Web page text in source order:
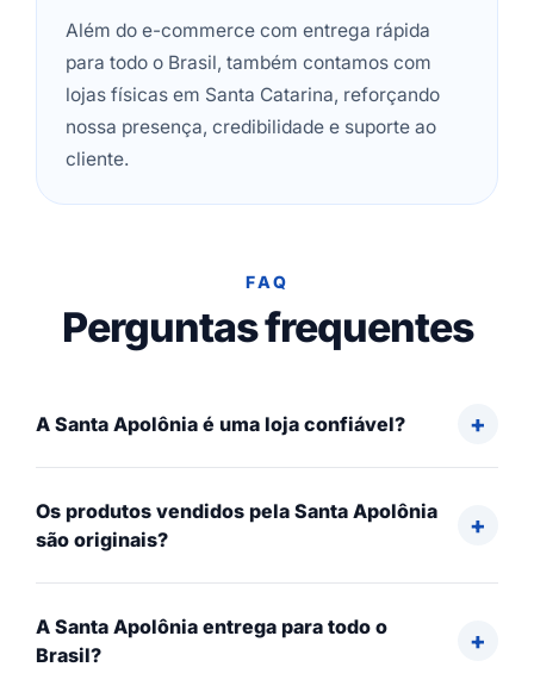
Além do e-commerce com entrega rápida
para todo o Brasil, também contamos com
lojas físicas em Santa Catarina, reforçando
nossa presença, credibilidade e suporte ao
cliente.
FAQ
Perguntas frequentes
A Santa Apolônia é uma loja confiável?
Os produtos vendidos pela Santa Apolônia
são originais?
A Santa Apolônia entrega para todo o
Brasil?